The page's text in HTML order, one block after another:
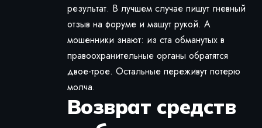
результат. В лучшем случае пишут гневный
отзыв на форуме и машут рукой. А
мошенники знают: из ста обманутых в
правоохранительные органы обратятся
двое-трое. Остальные переживут потерю
молча.
Возврат средств